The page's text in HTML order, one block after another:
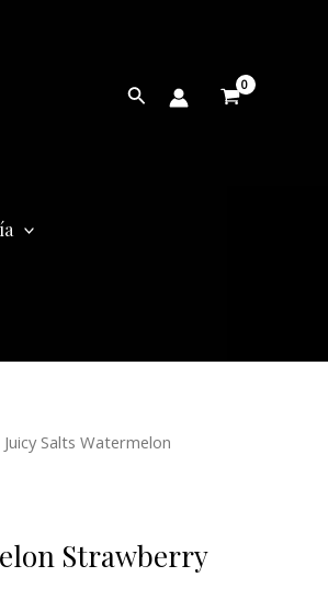
Buscar
Salts Watermelon
Strawberry